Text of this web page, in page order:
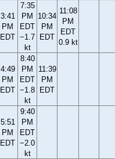
3:41
PM
EDT
7:35
PM
EDT
−1.7
kt
10:34
PM
EDT
11:08
PM
EDT
0.9 kt
4:49
PM
EDT
8:40
PM
EDT
−1.8
kt
11:39
PM
EDT
5:51
PM
EDT
9:40
PM
EDT
−2.0
kt